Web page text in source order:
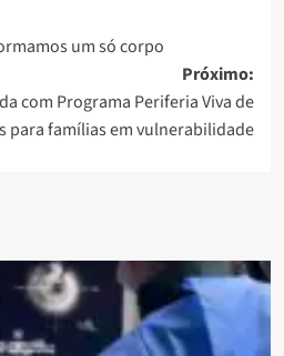
um só corpo
Próximo:
com Programa Periferia Viva de
para famílias em vulnerabilidade